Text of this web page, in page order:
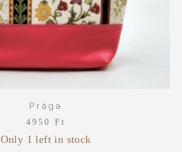
Prága
4950 Ft
Only 1 left in stock